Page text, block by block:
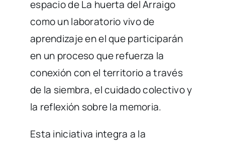
espacio de La huerta del Arraigo
como un laboratorio vivo de
aprendizaje en el que participarán
en un proceso que refuerza la
conexión con el territorio a través
de la siembra, el cuidado colectivo y
la reflexión sobre la memoria.
Esta iniciativa integra a la